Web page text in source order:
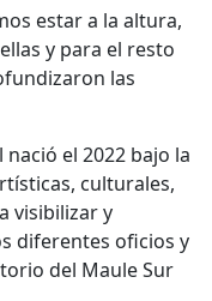
estar a la altura,
y para el resto
las
el 2022 bajo la
culturales,
visibilizar y
diferentes oficios y
del Maule Sur